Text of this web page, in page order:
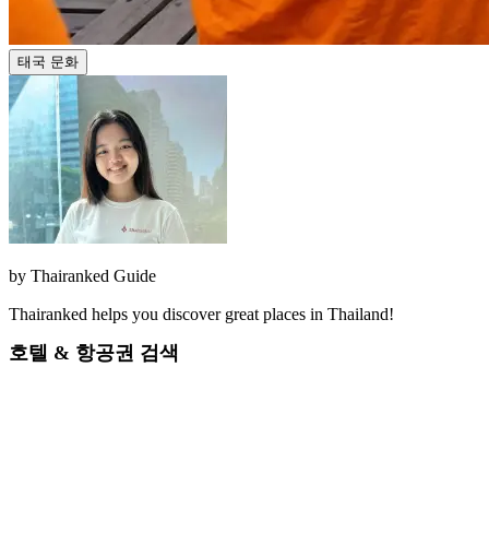
태국 문화
by Thairanked Guide
Thairanked helps you discover great places in Thailand!
호텔 & 항공권 검색